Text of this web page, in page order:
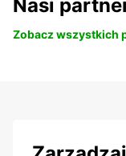
Nasi
Zobacz wszystkich